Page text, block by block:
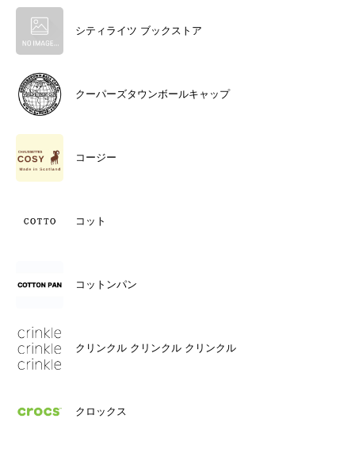
シティライツ ブックストア
クーパーズタウンボールキャップ
コージー
コット
コットンパン
クリンクル クリンクル クリンクル
クロックス